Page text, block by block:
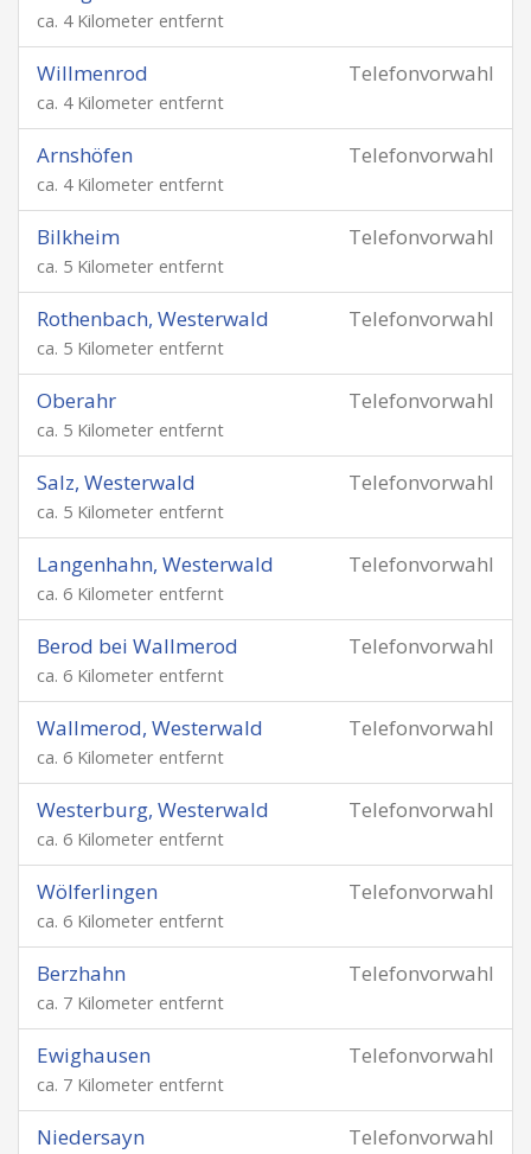
ca. 4 Kilometer entfernt
Telefonvorwahl
Willmenrod
ca. 4 Kilometer entfernt
Telefonvorwahl
Arnshöfen
ca. 4 Kilometer entfernt
Telefonvorwahl
Bilkheim
ca. 5 Kilometer entfernt
Telefonvorwahl
Rothenbach, Westerwald
ca. 5 Kilometer entfernt
Telefonvorwahl
Oberahr
ca. 5 Kilometer entfernt
Telefonvorwahl
Salz, Westerwald
ca. 5 Kilometer entfernt
Telefonvorwahl
Langenhahn, Westerwald
ca. 6 Kilometer entfernt
Telefonvorwahl
Berod bei Wallmerod
ca. 6 Kilometer entfernt
Telefonvorwahl
Wallmerod, Westerwald
ca. 6 Kilometer entfernt
Telefonvorwahl
Westerburg, Westerwald
ca. 6 Kilometer entfernt
Telefonvorwahl
Wölferlingen
ca. 6 Kilometer entfernt
Telefonvorwahl
Berzhahn
ca. 7 Kilometer entfernt
Telefonvorwahl
Ewighausen
ca. 7 Kilometer entfernt
Telefonvorwahl
Niedersayn